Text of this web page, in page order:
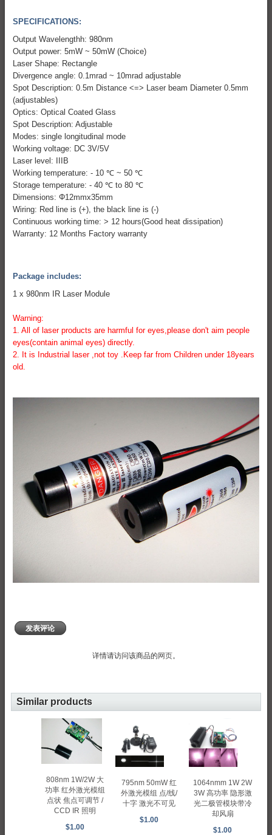
SPECIFICATIONS:
Output Wavelengthh: 980nm
Output power: 5mW ~ 50mW (Choice)
Laser Shape: Rectangle
Divergence angle: 0.1mrad ~ 10mrad adjustable
Spot Description: 0.5m Distance <=> Laser beam Diameter 0.5mm
(adjustables)
Optics: Optical Coated Glass
Spot Description: Adjustable
Modes: single longitudinal mode
Working voltage: DC 3V/5V
Laser level: IIIB
Working temperature: - 10 ℃ ~ 50 ℃
Storage temperature: - 40 ℃ to 80 ℃
Dimensions: Φ12mmx35mm
Wiring: Red line is (+), the black line is (-)
Continuous working time: > 12 hours(Good heat dissipation)
Warranty: 12 Months Factory warranty
Package includes:
1 x 980nm IR Laser Module
Warning:
1. All of laser products are harmful for eyes,please don't aim people
eyes(contain animal eyes) directly.
2. It is Industrial laser ,not toy .Keep far from Children under 18years
old.
发表评论
详情请访问该商品的网页。
Similar products
808nm 1W/2W 大
功率 红外激光模组
点状 焦点可调节 /
CCD IR 照明
$1.00
795nm 50mW 红
外激光模组 点/线/
十字 激光不可见
$1.00
1064nmm 1W 2W
3W 高功率 隐形激
光二极管模块带冷
却风扇
$1.00